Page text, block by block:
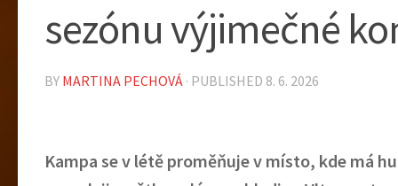
sezónu výjimečné
BY MARTINA PECHOVÁ · PUBLISHED 8. 6. 2026
Kampa se v létě proměňuje v místo, kde má